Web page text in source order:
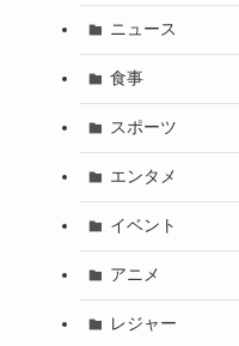
ニュース
食事
スポーツ
エンタメ
イベント
アニメ
レジャー